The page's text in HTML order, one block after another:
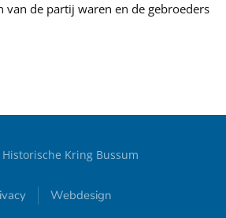
van de partij waren en de gebroeders
Kring Bussum
Webdesign